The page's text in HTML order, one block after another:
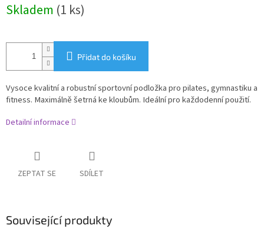
cena:
Skladem (1 ks)
Přidat do košíku
Vysoce kvalitní a robustní sportovní podložka pro pilates, gymnastiku a
fitness. Maximálně šetrná ke kloubům. Ideální pro každodenní použití.
Detailní informace
ZEPTAT SE SDÍLET
Související produkty